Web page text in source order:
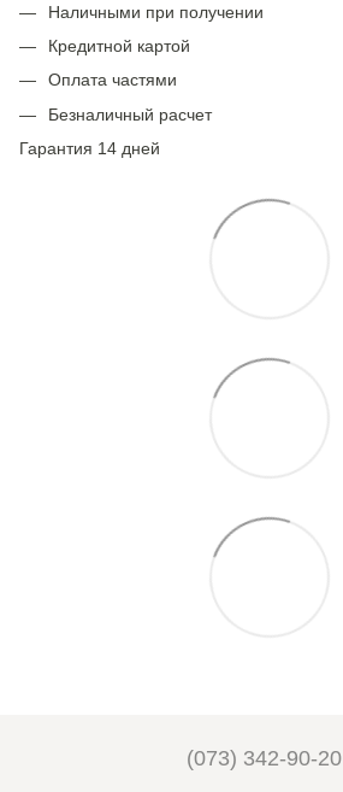
Наличными при получении
Кредитной картой
Оплата частями
Безналичный расчет
Гарантия 14 дней
(073) 342-90-20